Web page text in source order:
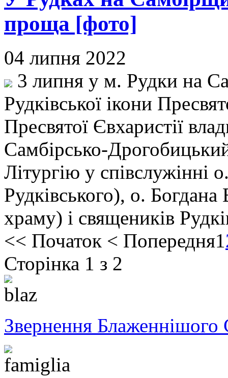
проща [фото]
04 липня 2022
3 липня у м. Рудки на
Рудківської ікони
Пресвятої Євхаристії
Самбірсько-
Літургію у співслужінні
Рудківського), о. Богдана
храму) і священиків
<< Початок < Попередня1
Сторінка 1 з 2
Звернення Блаженнішого